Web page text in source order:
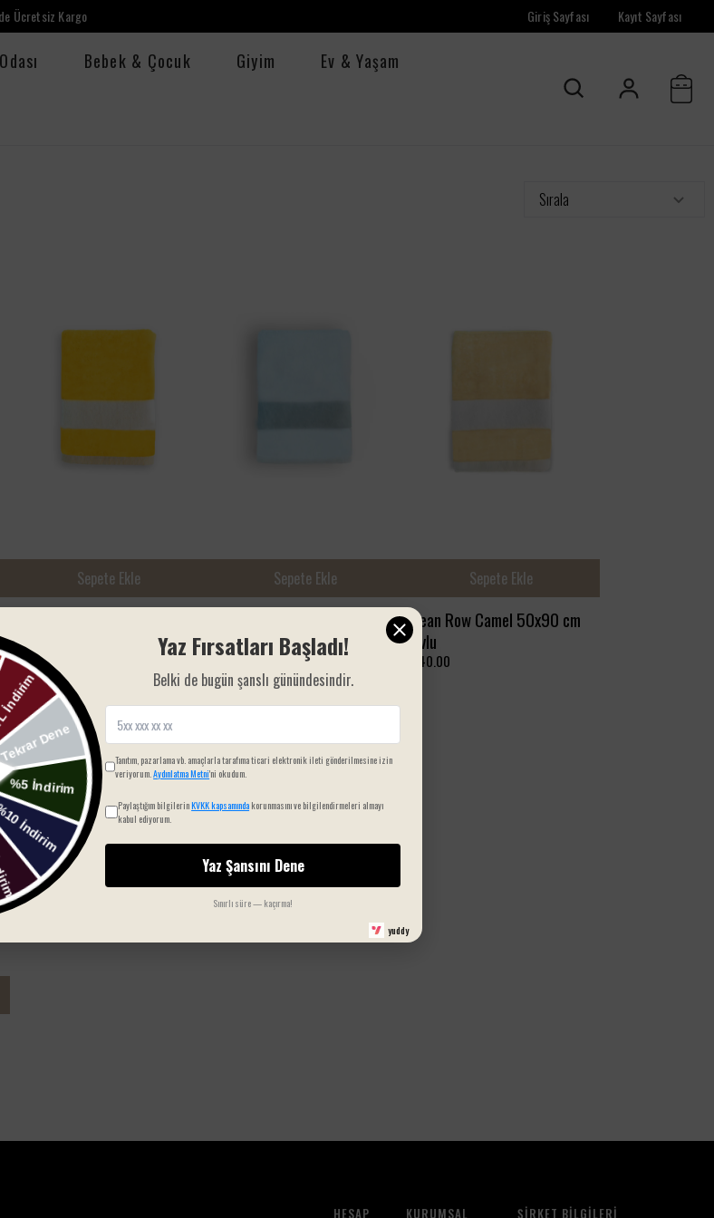
Ücretsiz Kargo Giriş Sayfası Kayıt Sayfası
Bebek & Çocuk Giyim Ev & Yaşam
Sırala
Sepete Ekle
cm Havlu
₺ 140.00
Sepete Ekle
50x90 cm Havlu
₺ 140.00
Sepete Ekle
Ocean Row Camel 50x90 cm
Havlu
₺ 140.00
HESAP KURUMSAL ŞIRKET BILGILERI
Yaz Fırsatları Başladı!
Belki de bugün şanslı günündesindir.
Tanıtım, pazarlama vb. amaçlarla tarafıma ticari elektronik ileti gönderilmesine izin
veriyorum.Aydınlatma Metni'ni okudum.
Paylaştığım bilgilerinKVKK kapsamında korunmasını ve bilgilendirmeleri almayı
kabul ediyorum.
Yaz Şansını Dene
Sınırlı süre — kaçırma!
yuddy